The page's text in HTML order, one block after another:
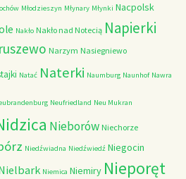
Młodzieszyn Młynary Młynki Nacpolsk
Nakło Nakło nad Notecią Napierki
Narzym Nasiegniewo
Natać Naterki Naumburg Naunhof Nawra
Neufriedland Neu Mukran
Nieborów Niechorze
Niedźwiadna Niedźwiedź Niegocin
Niemica Niemiry Nieporęt